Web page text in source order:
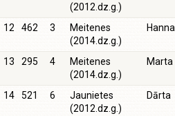
(2012.dz.g.)
12 462 3
Meitenes
(2014.dz.g.)
Hanna
13 295 4
Meitenes
(2014.dz.g.)
Marta
14 521 6
Jaunietes
(2012.dz.g.)
Dārta